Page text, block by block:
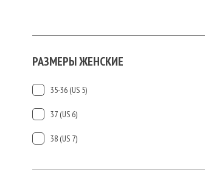
РАЗМЕРЫ ЖЕНСКИЕ
35-36 (US 5)
37 (US 6)
38 (US 7)